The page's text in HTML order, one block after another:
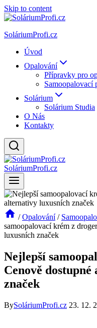
Skip to content
SoláriumProfi.cz
Úvod
Opalování
Přípravky pro
Samoopalovací
Solárium
Solárium Studia
O Nás
Kontakty
SoláriumProfi.cz
/ Opalování /
samoopalovací krém z
luxusních značek
Nejlepší
Cenově
značek
BySoláriumProfi.cz 23. 12.